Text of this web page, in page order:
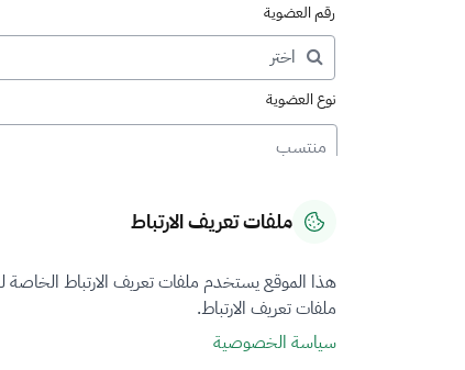
رقم العضوية
نوع العضوية
منتسب
ملفات تعريف الارتباط
هذا الموقع يستخدم ملفات تعريف الارتباط
ملفات تعريف الارتباط.
سياسة الخصوصية